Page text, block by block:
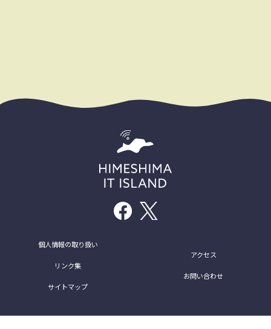
個人情報の取り扱い
リンク集
サイトマップ
アクセス
お問い合わせ